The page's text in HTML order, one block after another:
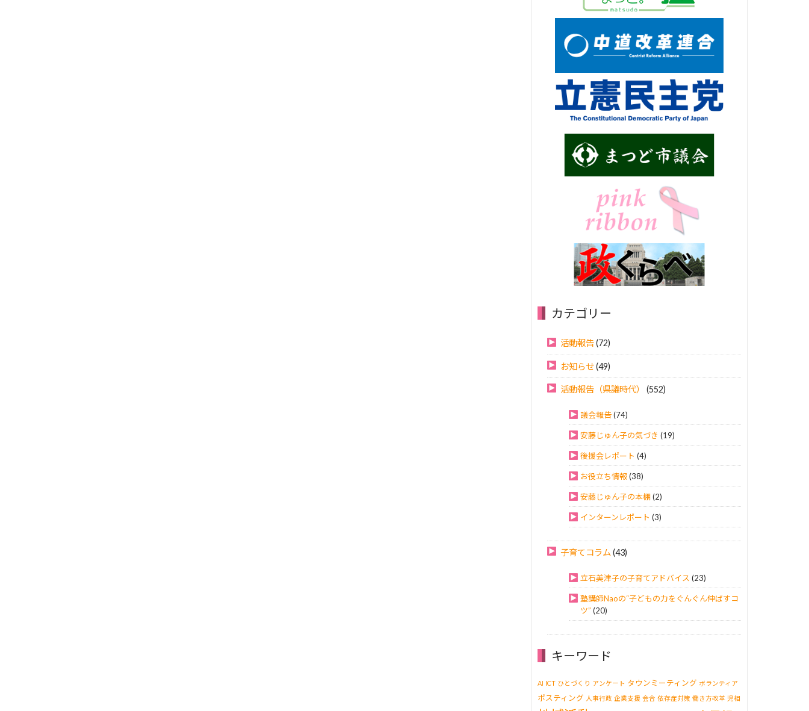
カテゴリー
活動報告(72)
お知らせ(49)
活動報告（県議時代） (552)
議会報告(74)
安藤じゅん子の気づき (19)
後援会レポート (4)
お役立ち情報(38)
安藤じゅん子の本棚(2)
インターンレポート (3)
子育てコラム (43)
立石美津子の子育てアドバイス (23)
塾講師Naoの“子どもの力をぐんぐん伸ばすコ
ツ” (20)
キーワード
AI ICT ひとづくり アンケート タウンミーティング ボランティア
ポスティング 人事行政 企業支援 会合 依存症対策 働き方改革 児相